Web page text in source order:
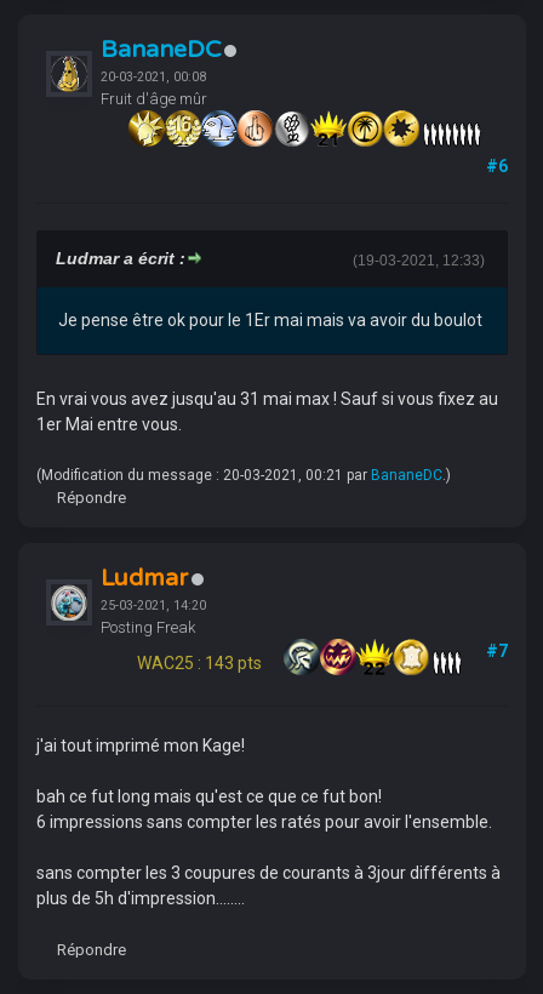
BananeDC
20-03-2021, 00:08
Fruit d'âge mûr
#6
(19-03-2021, 12:33)
Ludmar a écrit :
Je pense être ok pour le 1Er mai mais va avoir du boulot
En vrai vous avez jusqu'au 31 mai max ! Sauf si vous fixez au
1er Mai entre vous.
(Modification du message : 20-03-2021, 00:21 par BananeDC.)
Répondre
Ludmar
25-03-2021, 14:20
Posting Freak
WAC25 : 143 pts
#7
j'ai tout imprimé mon Kage!
bah ce fut long mais qu'est ce que ce fut bon!
6 impressions sans compter les ratés pour avoir l'ensemble.
sans compter les 3 coupures de courants à 3jour différents à
plus de 5h d'impression........
Répondre